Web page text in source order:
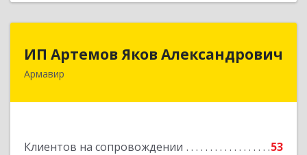
ИП Артемов Яков Александрович
Армавир
Клиентов на сопровождении 53